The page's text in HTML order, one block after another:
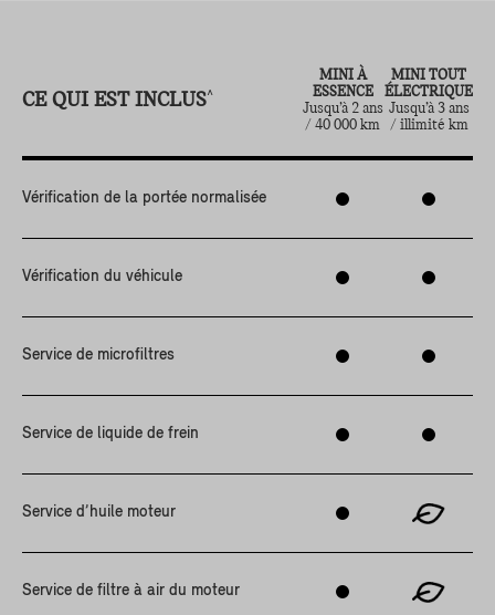
CE QUI EST INCLUS^
MINI À
ESSENCE
Jusqu’à 2 ans
/ 40 000 km
MINI TOUT
ÉLECTRIQUE
Jusqu’à 3 ans
/ illimité km
Vérification de la portée normalisée
Vérification du véhicule
Service de microfiltres
Service de liquide de frein
Service d’huile moteur
Service de filtre à air du moteur